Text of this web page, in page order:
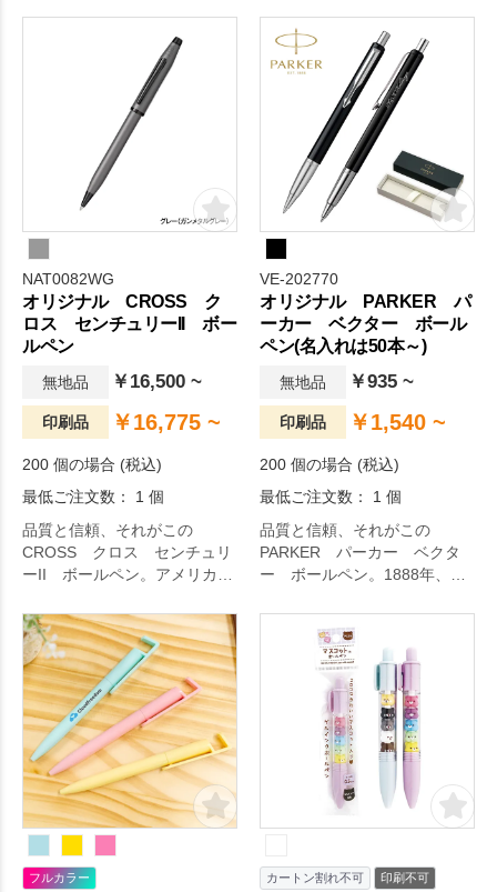
NAT0082WG
オリジナル CROSS ク
ロス センチュリーII ボー
ルペン
無地品 ￥16,500 ~
印刷品 ￥16,775 ~
200 個の場合 (税込)
最低ご注文数： 1 個
品質と信頼、それがこの
CROSS クロス センチュリ
ーII ボールペン。アメリカで
ている高級筆記具ブランドの
代表であるクロス。 「クラシ
ックセンチュリー」のデザイ
ンを受け継ぎながらも、ひと
回り太いボディとなってお
り、よりラグジュアリーな仕
様。オリジナルグッズドット
コムの選りすぐり。
VE-202770
オリジナル PARKER パ
ーカー ベクター ボール
ペン(名入れは50本～)
無地品 ￥935 ~
印刷品 ￥1,540 ~
200 個の場合 (税込)
最低ご注文数： 1 個
品質と信頼、それがこの
PARKER パーカー ベクタ
ー ボールペン。1888年、
と」を唯一の望みとしてスタ
ートした「パーカー」。常に
時代をリードし、歴史に残る
センセーショナルな筆記具を
生みだしてきた実績から「世
界で最も愛されるペン」と称
されています。こちらのベク
ターはシンプルでスタイリッ
シュなデザインで記念品やお
祝いのビジネスギフトとして
フルカラー カートン割れ不可 印刷不可